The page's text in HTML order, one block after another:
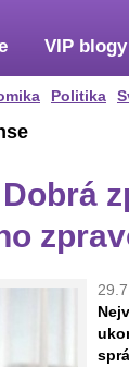
Politika
VIP blogy